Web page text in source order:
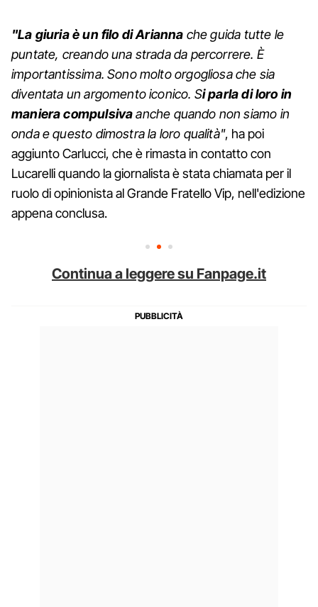
"La giuria è un filo di Arianna che guida tutte le
puntate, creando una strada da percorrere. È
importantissima. Sono molto orgogliosa che sia
diventata un argomento iconico. Si parla di loro in
maniera compulsivaanche quando non siamo in
onda e questo dimostra la loro qualità", ha poi
aggiunto Carlucci, che è rimasta in contatto con
Lucarelli quando la giornalista è stata chiamata per il
ruolo di opinionista al Grande Fratello Vip, nell'edizione
appena conclusa.
Continua a leggere su Fanpage.it